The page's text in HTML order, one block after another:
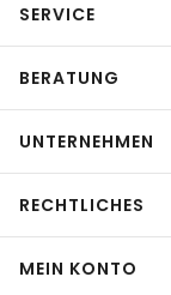
SERVICE
BERATUNG
UNTERNEHMEN
RECHTLICHES
MEIN KONTO